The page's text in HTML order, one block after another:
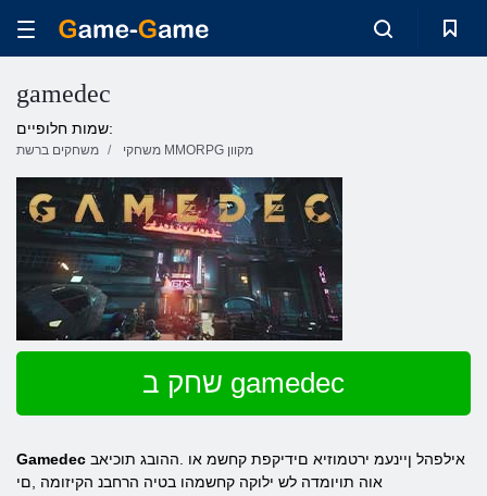
gamedec
שמות חלופיים:
משחקים ברשת משחקי MMORPG מקוון
שחק ב gamedec
Gamedec
אוה תויומדה לש ילוקה קחשמהו בטיה הרחבנ הקיזומה ,םי